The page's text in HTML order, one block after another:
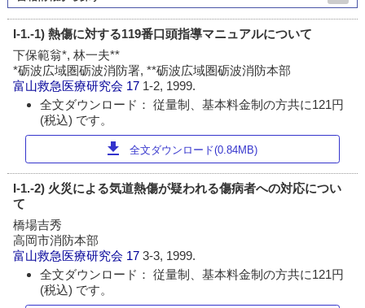
I-1.-1) 熱傷に対する119番口頭指導マニュアルについて
下保範翁*, 林一夫**
*砺波広域圏砺波消防署, **砺波広域圏砺波消防本部
富山救急医療研究会 17 1-2, 1999.
全文ダウンロード： 従量制、基本料金制の方共に121円
(税込) です。
download 全文ダウンロード(0.84MB)
I-1.-2) 火災による気道熱傷が疑われる傷病者への対応につい
て
橋場吉秀
高岡市消防本部
富山救急医療研究会 173-3, 1999.
全文ダウンロード： 従量制、基本料金制の方共に121円
(税込) です。